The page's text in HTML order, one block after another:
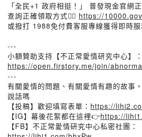
「全民+1 政府相挺！」 普發現金官網正
查詢正確領取方式👉🏻 https://
或撥打 1988免付費客服專線獲得即時服
---
小額贊助支持【不正常愛情研究中心】：
https://open.firstory.me/join/
---
有關愛情的問題、有關愛情有趣的故事
說話嗎
【投稿】歡迎填寫表單： https://
【IG】幕後花絮都在這裡👉https://
【FB】不正常愛情研究中心私密社團：